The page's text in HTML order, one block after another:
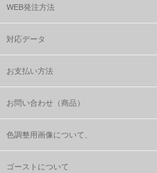
WEB発注方法
対応データ
お支払い方法
お問い合わせ（商品）
色調整用画像について、
ゴーストについて